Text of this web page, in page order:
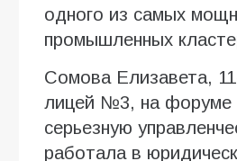
одного из самых
промышленных
Сомова Елизавета,
лицей №3, на форуме
серьезную
работала в